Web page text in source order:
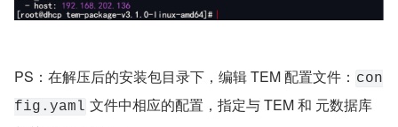
PS：在解压后的安装包目录下，编辑 TEM 配置文件： con
fig.yaml ⽂件中相应的配置，指定与 TEM 和 元数据库